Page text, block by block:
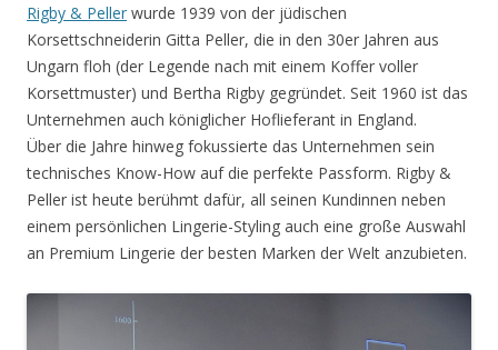
Rigby & Peller wurde 1939 von der jüdischen
Korsettschneiderin Gitta Peller, die in den 30er Jahren aus
Ungarn floh (der Legende nach mit einem Koffer voller
Korsettmuster) und Bertha Rigby gegründet. Seit 1960 ist das
Unternehmen auch königlicher Hoflieferant in England.
Über die Jahre hinweg fokussierte das Unternehmen sein
technisches Know-How auf die perfekte Passform. Rigby &
Peller ist heute berühmt dafür, all seinen Kundinnen neben
einem persönlichen Lingerie-Styling auch eine große Auswahl
an Premium Lingerie der besten Marken der Welt anzubieten.